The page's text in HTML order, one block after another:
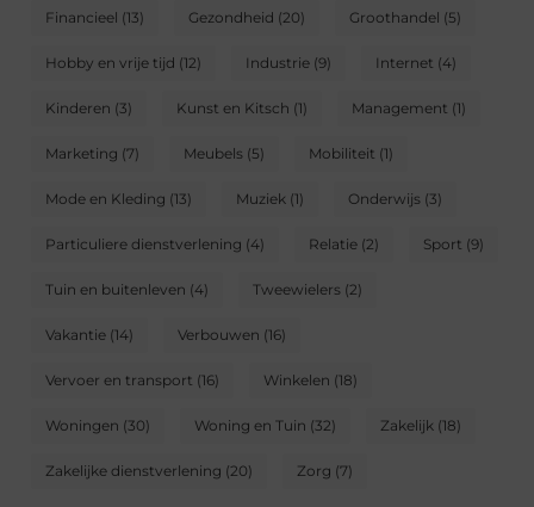
Financieel (13) Gezondheid (20) Groothandel (5)
Hobby en vrije tijd (12) Industrie (9) Internet (4)
Kinderen (3) Kunst en Kitsch (1) Management (1)
Marketing (7) Meubels (5) Mobiliteit (1)
Mode en Kleding (13) Muziek (1) Onderwijs (3)
Particuliere dienstverlening (4) Relatie (2) Sport (9)
Tuin en buitenleven (4) Tweewielers (2)
Vakantie (14) Verbouwen (16)
Vervoer en transport (16) Winkelen (18)
Woningen (30) Woning en Tuin (32) Zakelijk (18)
Zakelijke dienstverlening (20) Zorg (7)